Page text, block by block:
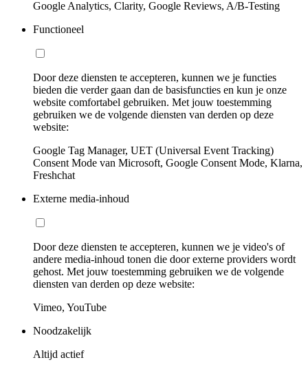
Google Analytics, Clarity, Google Reviews, A/B-Testing
Functioneel
Door deze diensten te accepteren, kunnen we je functies
bieden die verder gaan dan de basisfuncties en kun je onze
website comfortabel gebruiken. Met jouw toestemming
gebruiken we de volgende diensten van derden op deze
website:
Google Tag Manager, UET (Universal Event Tracking)
Consent Mode van Microsoft, Google Consent Mode, Klarna,
Freshchat
Externe media-inhoud
Door deze diensten te accepteren, kunnen we je video's of
andere media-inhoud tonen die door externe providers wordt
gehost. Met jouw toestemming gebruiken we de volgende
diensten van derden op deze website:
Vimeo, YouTube
Noodzakelijk
Altijd actief